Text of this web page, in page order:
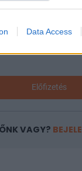
Data Access
teljes cikkarchívum
Előfizetés
VAGY?